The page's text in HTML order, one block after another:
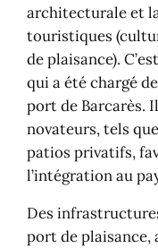
architecturale et
touristiques
de plaisance).
qui a été chargé
port de Barcarès.
novateurs, tels
patios privatifs,
l’intégration au
Des
port de plaisance,